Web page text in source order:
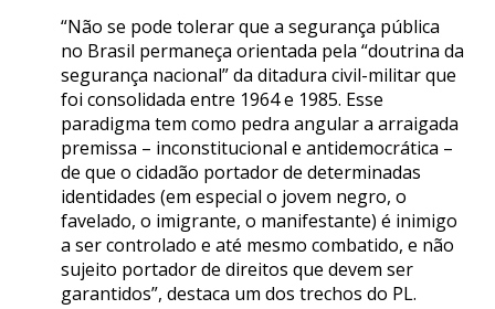
“Não se pode tolerar que a segurança pública
no Brasil permaneça orientada pela “doutrina da
segurança nacional” da ditadura civil-militar que
foi consolidada entre 1964 e 1985. Esse
paradigma tem como pedra angular a arraigada
premissa – inconstitucional e antidemocrática –
de que o cidadão portador de determinadas
identidades (em especial o jovem negro, o
favelado, o imigrante, o manifestante) é inimigo
a ser controlado e até mesmo combatido, e não
sujeito portador de direitos que devem ser
garantidos”, destaca um dos trechos do PL.